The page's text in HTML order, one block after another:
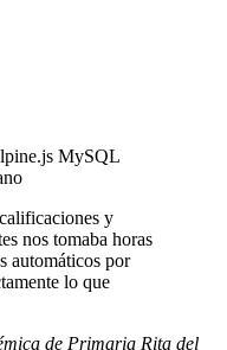
MySQL
y
nos tomaba horas
automáticos por
lo que
de Primaria Rita del